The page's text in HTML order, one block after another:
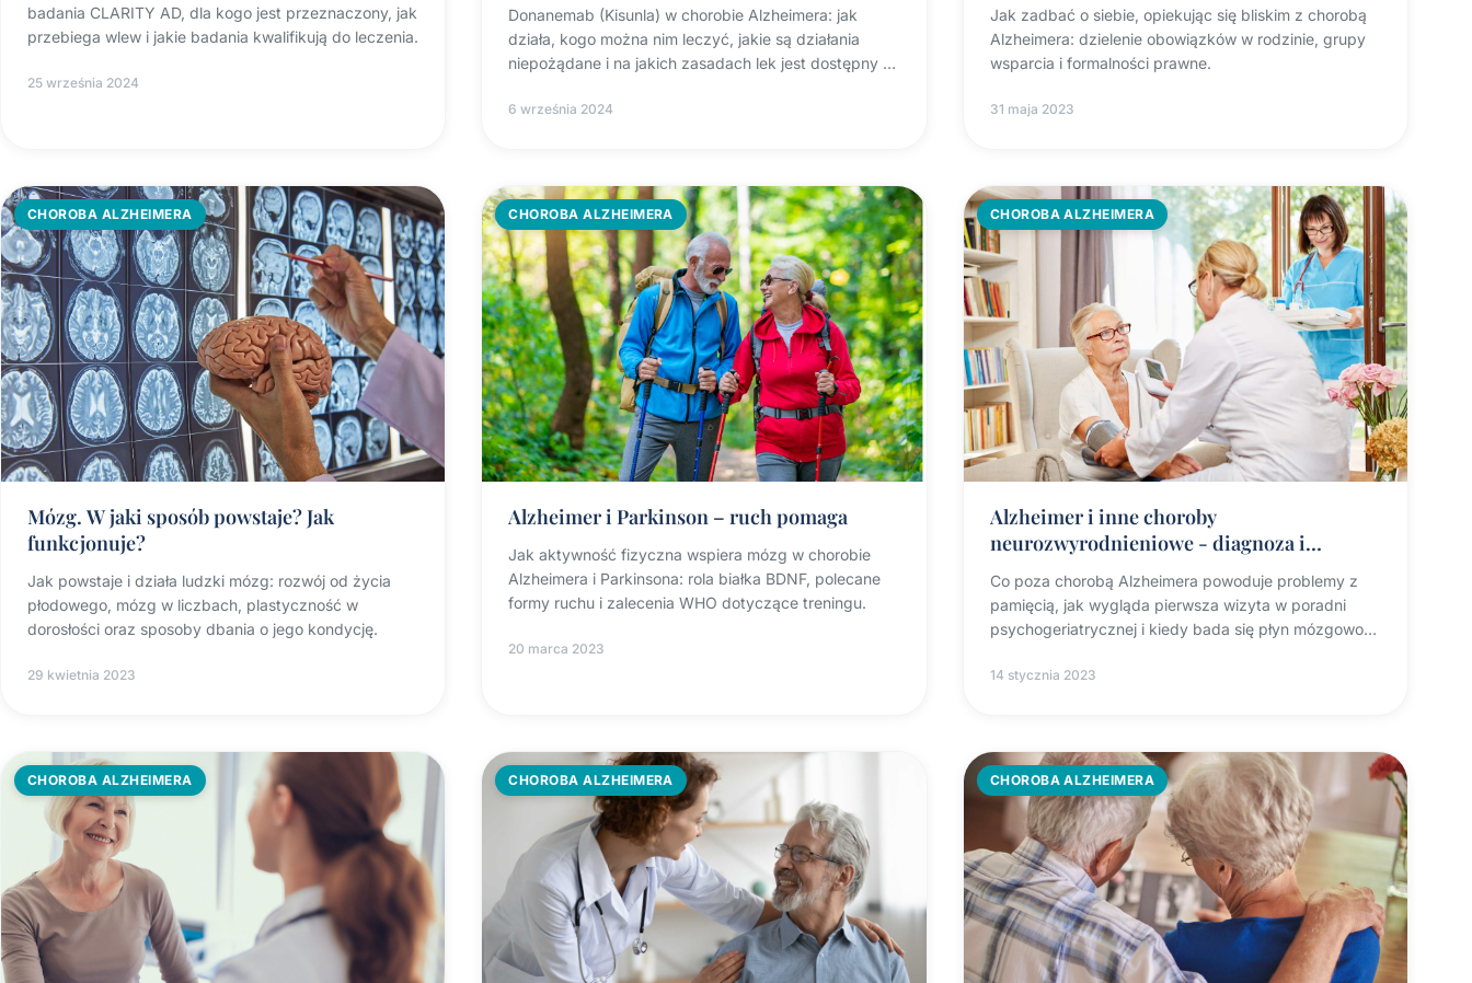
badania CLARITY AD, dla kogo jest przeznaczony, jak
przebiega wlew i jakie badania kwalifikują do leczenia.
25 września 2024
Donanemab (Kisunla) w chorobie Alzheimera: jak
działa, kogo można nim leczyć, jakie są działania
niepożądane i na jakich zasadach lek jest dostępny w
6 września 2024
Jak zadbać o siebie, opiekując się bliskim z chorobą
Alzheimera: dzielenie obowiązków w rodzinie, grupy
wsparcia i formalności prawne.
31 maja 2023
CHOROBA ALZHEIMERA
Mózg. W jaki sposób powstaje? Jak
funkcjonuje?
Jak powstaje i działa ludzki mózg: rozwój od życia
płodowego, mózg w liczbach, plastyczność w
dorosłości oraz sposoby dbania o jego kondycję.
29 kwietnia 2023
CHOROBA ALZHEIMERA
Alzheimer i Parkinson – ruch pomaga
Jak aktywność fizyczna wspiera mózg w chorobie
Alzheimera i Parkinsona: rola białka BDNF, polecane
formy ruchu i zalecenia WHO dotyczące treningu.
20 marca 2023
CHOROBA ALZHEIMERA
Alzheimer i inne choroby
neurozwyrodnieniowe - diagnoza i
leczenie w Promente
Co poza chorobą Alzheimera powoduje problemy z
pamięcią, jak wygląda pierwsza wizyta w poradni
psychogeriatrycznej i kiedy bada się płyn mózgowo-
14 stycznia 2023
CHOROBA ALZHEIMERA CHOROBA ALZHEIMERA CHOROBA ALZHEIMERA